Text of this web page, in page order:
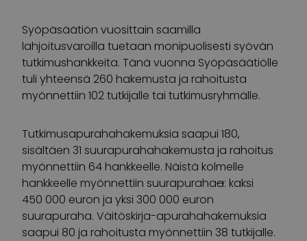
Syöpäsäätiön vuosittain saamilla
lahjoitusvaroilla tuetaan monipuolisesti syövän
tutkimushankkeita. Tänä vuonna Syöpäsäätiölle
tuli yhteensä 260 hakemusta ja rahoitusta
myönnettiin 102 tutkijalle tai tutkimusryhmälle.
Tutkimusapurahahakemuksia saapui 180,
sisältäen 31 suurapurahahakemusta ja rahoitus
myönnettiin 64 hankkeelle. Näistä kolmelle
hankkeelle myönnettiin suurapurahaa: kaksi
450 000 euron ja yksi 300 000 euron
suurapuraha. Väitöskirja-apurahahakemuksia
saapui 80 ja rahoitusta myönnettiin 38 tutkijalle.